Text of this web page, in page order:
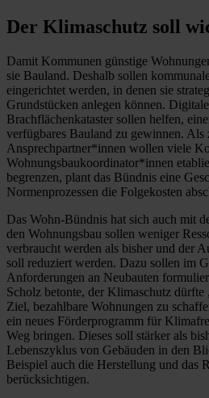
Der Klimaschutz soll
Damit Kommunen günstige
sie Bauland. Deshalb sollen
eingerichtet werden, in denen sie
Grundstücken anlegen können.
Brachflächenkataster sollen helfen,
verfügbares Bauland zu gewinnen. Als
Ansprechpartner*innen wollen viele
Wohnungsbaukoordinator*innen
begrenzen, plant das Bündnis eine
Normenprozessen die Folgekosten
Das Wohn-Bündnis hat sich auch mit
den Wohnungsbau sollen weniger
verbraucht werden als bisher und der
soll reduziert werden. Dazu sollen im
Anforderungen an Neubauten
Scholz betonte, der Klimaschutz
Ziel, bezahlbare Wohnungen zu
ein neues Förderprogramm für
Weg bringen. Dieses soll stärker als
Lebenszyklus von Gebäuden in den
Beispiel auch die Herstellung und das
berücksichtigen.